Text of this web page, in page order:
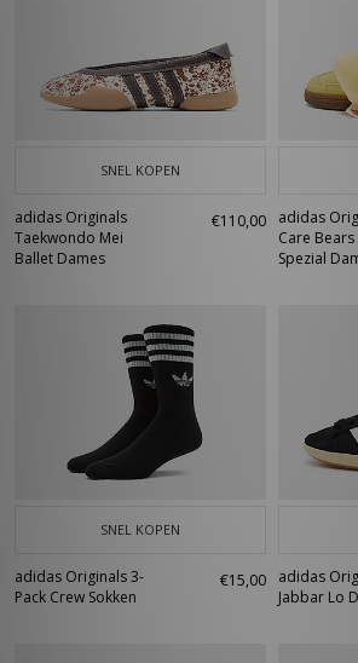
SNEL KOPEN
adidas Originals
Taekwondo Mei
Ballet Dames
€110,00
adidas
Care
Spezial
SNEL KOPEN
adidas Originals 3-
Pack Crew Sokken
€15,00
adidas
Jabbar Lo